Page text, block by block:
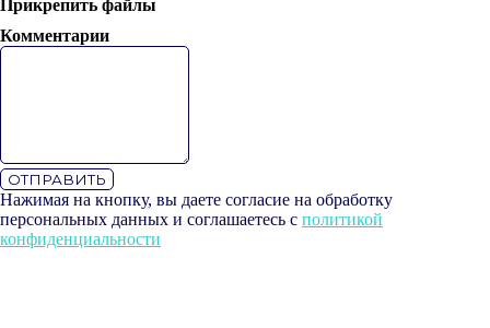
СВЯЗАТЬСЯ С НАМИ
YM54@mail.ru
ОФИС
Пн-Пт: 09:00-18:00
Прикрепить файлы
Комментарии
ОТПРАВИТЬ
Нажимая на кнопку, вы даете согласие на обработку
персональных данных и соглашаетесь c политикой
конфиденциальности